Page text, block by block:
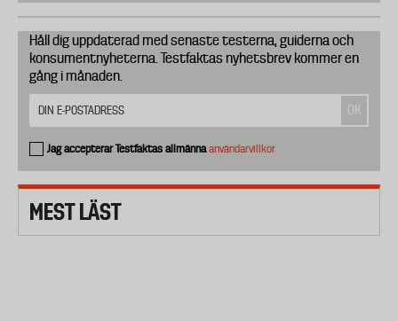
Håll dig uppdaterad med senaste testerna, guiderna och
konsumentnyheterna. Testfaktas nyhetsbrev kommer en
gång i månaden.
Jag accepterar Testfaktas allmännaanvändarvillkor
MEST LÄST